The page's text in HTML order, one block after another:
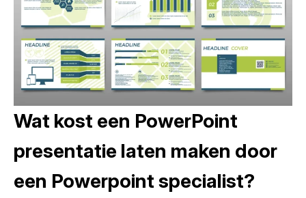
Wat kost een PowerPoint
presentatie laten maken door
een Powerpoint specialist?